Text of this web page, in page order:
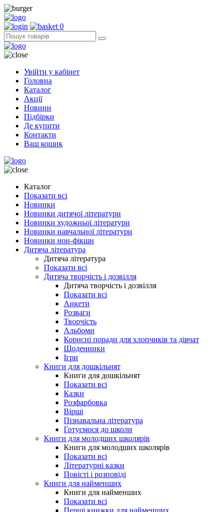
0
Увійти у кабінет
Головна
Каталог
Акції
Новини
Підбірки
Де купити
Контакти
Ваш кошик
Каталог
Показати всі
Новинки
Новинки дитячої літератури
Новинки художньої літератури
Новинки навчальної літератури
Новинки нон-фікшн
Дитяча література
Дитяча література
Показати всі
Дитяча творчість і дозвілля
Дитяча творчість і дозвілля
Показати всі
Анкети
Розваги
Творчість
Альбоми
Корисні поради для хлопчиків та дівчат
Щоденники
Ігри
Книги для дошкільнят
Книги для дошкільнят
Показати всі
Казки
Розфарбовка
Вірші
Пізнавальна література
Готуємося до школи
Книги для молодших школярів
Книги для молодших школярів
Показати всі
Літературні казки
Повісті і розповіді
Книги для найменших
Книги для найменших
Показати всі
Перші книжки для найменших